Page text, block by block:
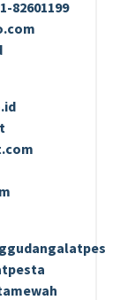
82601199